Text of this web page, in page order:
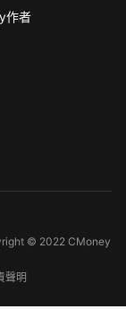
作者
© 2022 CMoney
聲明